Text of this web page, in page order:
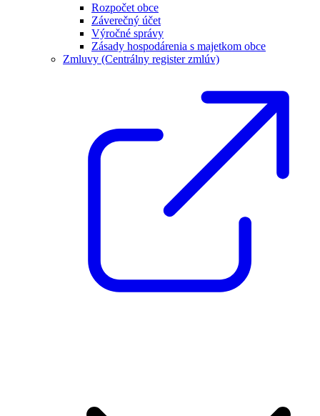
Rozpočet obce
Záverečný účet
Výročné správy
Zásady hospodárenia s majetkom obce
Zmluvy (Centrálny register zmlúv)